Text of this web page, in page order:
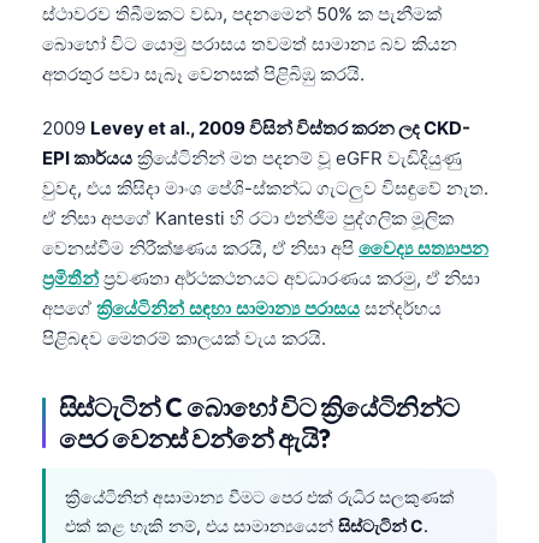
ස්ථාවරව තිබීමකට වඩා, පදනමෙන් 50% ක පැනීමක්
බොහෝ විට යොමු පරාසය තවමත් සාමාන්‍ය බව කියන
අතරතුර පවා සැබෑ වෙනසක් පිළිබිඹු කරයි.
2009 Levey et al., 2009 විසින් විස්තර කරන ලද CKD-
EPI කාර්යය ක්‍රියේටිනින් මත පදනම් වූ eGFR වැඩිදියුණු
වුවද, එය කිසිදා මාංශ පේශි-ස්කන්ධ ගැටලුව විසඳුවේ නැත.
ඒ නිසා අපගේ Kantesti හි රටා එන්ජිම පුද්ගලික මූලික
වෙනස්වීම නිරීක්ෂණය කරයි, ඒ නිසා අපි වෛද්‍ය සත්‍යාපන
ප්‍රමිතීන් ප්‍රවණතා අර්ථකථනයට අවධාරණය කරමු, ඒ නිසා
අපගේ ක්‍රියේටිනින් සඳහා සාමාන්‍ය පරාසය සන්දර්භය
පිළිබඳව මෙතරම් කාලයක් වැය කරයි.
සිස්ටැටින් C බොහෝ විට ක්‍රියේටිනින්ට
පෙර වෙනස් වන්නේ ඇයි?
ක්‍රියේටිනින් අසාමාන්‍ය වීමට පෙර එක් රුධිර සලකුණක්
එක් කළ හැකි නම්, එය සාමාන්‍යයෙන් සිස්ටැටින් C.